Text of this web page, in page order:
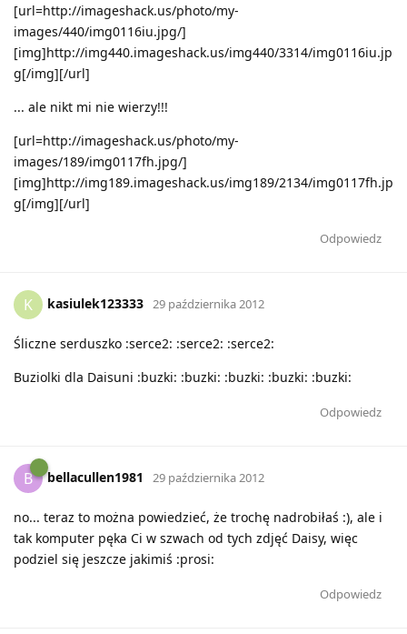
[url=http://imageshack.us/photo/my-
images/440/img0116iu.jpg/]
[img]http://img440.imageshack.us/img440/3314/img0116iu.jp
g[/img][/url]
... ale nikt mi nie wierzy!!!
[url=http://imageshack.us/photo/my-
images/189/img0117fh.jpg/]
[img]http://img189.imageshack.us/img189/2134/img0117fh.jp
g[/img][/url]
Odpowiedz
K kasiulek123333 29 października 2012
Śliczne serduszko :serce2: :serce2: :serce2:
Buziolki dla Daisuni :buzki: :buzki: :buzki: :buzki: :buzki:
Odpowiedz
B bellacullen1981 29 października 2012
no... teraz to można powiedzieć, że trochę nadrobiłaś :), ale i
tak komputer pęka Ci w szwach od tych zdjęć Daisy, więc
podziel się jeszcze jakimiś :prosi:
Odpowiedz